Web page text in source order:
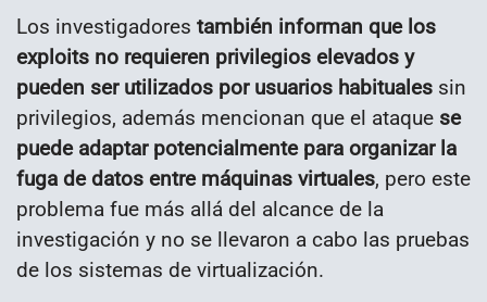
Los investigadores también informan que los
exploits no requieren privilegios elevados y
pueden ser utilizados por usuarios habituales sin
privilegios, además mencionan que el ataque se
puede adaptar potencialmente para organizar la
fuga de datos entre máquinas virtuales, pero este
problema fue más allá del alcance de la
investigación y no se llevaron a cabo las pruebas
de los sistemas de virtualización.